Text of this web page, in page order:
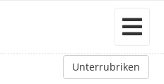
Unterrubriken